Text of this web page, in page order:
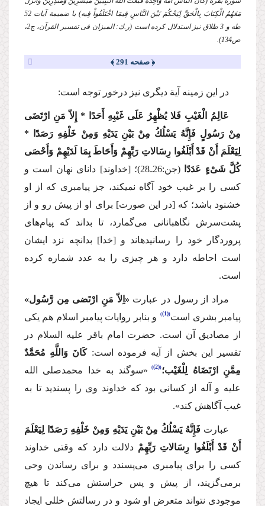
مَعَهُمُ الْكِتَابَ بِالْحَقِّ لِیَحْكُمَ بَیْنَ النَّاسِ فِیمَا اخْتَلَفُواْ فِیه) با ضمیمة آیات 52
طه و 3 طلاق نیز استدلال كرده است (ر.ك: المیزان فی تفسیر القرآن، ج2،
ص134).
﴿ صفحه 291 ﴾
در این زمینه آیة دیگری نیز درخور توجه است:
عَالِمُ الْغَیْبِ فَلا یُظْهِرُ عَلَی غَیْبِهِ أَحَدًا * إِلاّ مَنِ ارْتَضَی
مِنْ رَسُولٍ فَإِنَّهُ یَسْلُكُ مِنْ بَیْنِ یَدَیْهِ وَمِنْ خَلْفِهِ رَصَدًا *
لِیَعْلَمَ أَنْ قَدْ أَبْلَغُوا رِسَالاتِ رَبِّهِمْ وَأَحَاطَ بِمَا لَدَیْهِمْ وَأَحْصَی
كُلَّ شَیْءٍ عَدَدًا
(جن:26ـ28)؛ [خداوند] دانای نهان است و
كسی را بر غیب خود آگاه نمی‏كند، جز پیامبری كه از او
خشنود باشد؛ كه [در این صورت] برای او از پیش رو و از
پشت‌‏سرش نگاهبانانی می‌گمارد، تا بداند كه پیام‌های
پروردگار خود را رسانیده‏اند و [خدا] بدانچه نزد ایشان
است احاطه دارد و هر چیزی را به عدد شماره كرده
است.
مراد از رسول در عبارت «اِلاّ مَنِ ارْتَضی مِن رَّسُول»
پیامبر بشری است (1)
‌ و بنابر روایات پیامبر اسلام هم یكی
از مصادیق آن است. حضرت امام باقر
علیه السلام در
تفسیر این بخش از آیه فرموده است:كَانَ وَاللَّهِ مُحَمَّدٌ
مِمَّنِ ارْتَضَاهُ لِلْغَیْب؛ (2)
«سوگند به خدا محمدصلی الله
علیه و آله از كسانی بود كه خداوند وی را پسندید تا به
غیب آگاهش كند».
عبارت فَإِنَّهُ یَسْلُكُ مِنْ بَیْنِ یَدَیْهِ وَمِنْ خَلْفِهِ رَصَدًا لِیَعْلَمَ
أَنْ قَدْ أَبْلَغُوا رِسَالاتِ رَبِّهِمْدلالت دارد كه وقتی خداوند
كسی را برای پیامبری می‌پسندد و برای رساندن وحی
برمی‌گزیند، از پیش و پس حراستش می‌كند تا هیچ
موجودی نتواند متعرض او شود و در رسالتش خللی ایجاد